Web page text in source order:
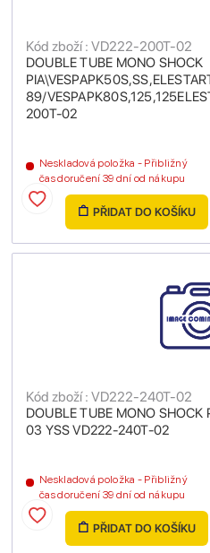
DOUBLE TUBE MONO SHOCK
89/
200T-02
Kód zboží : VD222-200T-02
Neskladová položka - Přibližný
čas doručení 39 dní od nákupu
PŘIDAT DO KOŠÍKU
DOUBLE TUBE MONO
03 YSS VD222-240T-02
Kód zboží : VD222-240T-02
Neskladová položka - Přibližný
čas doručení 39 dní od nákupu
PŘIDAT DO KOŠÍKU